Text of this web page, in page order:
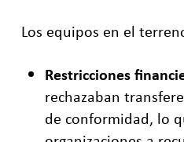
Los equipos en el
Restricciones
rechazaban
de conformidad, lo